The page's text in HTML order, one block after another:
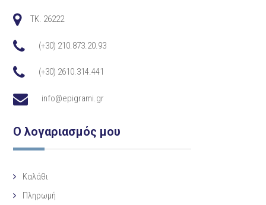
TK. 26222
(+30) 210.873.20.93
(+30) 2610.314.441
info@epigrami.gr
Ο λογαριασμός μου
Καλάθι
Πληρωμή